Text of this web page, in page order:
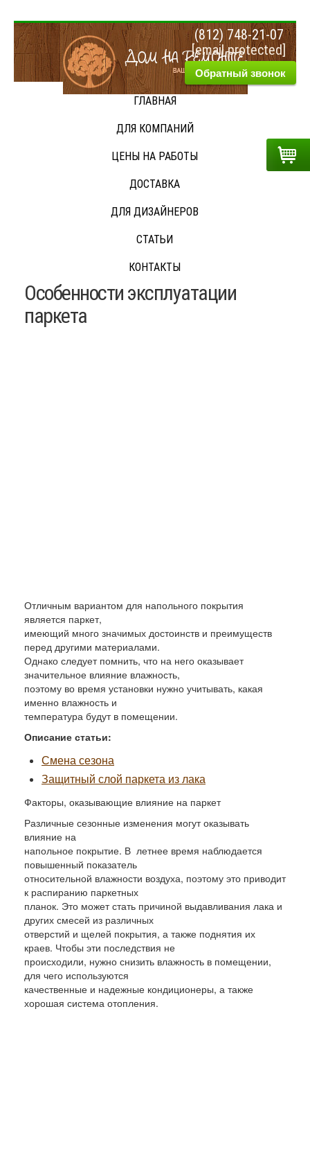
(812) 748-21-07
[email protected]
Обратный звонок
ГЛАВНАЯ
ДЛЯ КОМПАНИЙ
ЦЕНЫ НА РАБОТЫ
ДОСТАВКА
ДЛЯ ДИЗАЙНЕРОВ
СТАТЬИ
КОНТАКТЫ
блог
Особенности эксплуатации
паркета
Отличным вариантом для напольного покрытия
является паркет,
имеющий много значимых достоинств и преимуществ
перед другими материалами.
Однако следует помнить, что на него оказывает
значительное влияние влажность,
поэтому во время установки нужно учитывать, какая
именно влажность и
температура будут в помещении.
Описание статьи:
Смена сезона
Защитный слой паркета из лака
Факторы, оказывающие влияние на паркет
Различные сезонные изменения могут оказывать
влияние на
напольное покрытие. В летнее время наблюдается
повышенный показатель
относительной влажности воздуха, поэтому это приводит
к распиранию паркетных
планок. Это может стать причиной выдавливания лака и
других смесей из различных
отверстий и щелей покрытия, а также поднятия их
краев. Чтобы эти последствия не
происходили, нужно снизить влажность в помещении,
для чего используются
качественные и надежные кондиционеры, а также
хорошая система отопления.